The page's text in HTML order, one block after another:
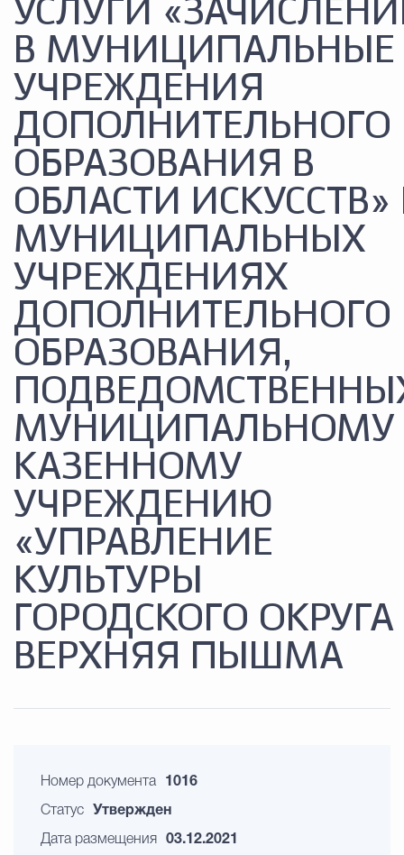
УСЛУГИ
В МУНИЦИПАЛЬНЫЕ
УЧРЕЖДЕНИЯ
ДОПОЛНИТЕЛЬНОГО
ОБРАЗОВАНИЯ В
ОБЛАСТИ ИСКУССТВ»
МУНИЦИПАЛЬНЫХ
УЧРЕЖДЕНИЯХ
ДОПОЛНИТЕЛЬНОГО
ОБРАЗОВАНИЯ,
МУНИЦИПАЛЬНОМУ
КАЗЕННОМУ
УЧРЕЖДЕНИЮ
«УПРАВЛЕНИЕ
КУЛЬТУРЫ
ГОРОДСКОГО ОКРУГА
ВЕРХНЯЯ ПЫШМА
Номер документа 1016
Статус Утвержден
Дата размещения 03.12.2021